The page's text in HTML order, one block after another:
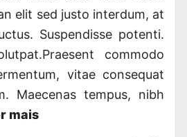
elit sed justo interdum, at
Suspendisse potenti.
commodo
vitae consequat
Maecenas tempus, nibh
mais